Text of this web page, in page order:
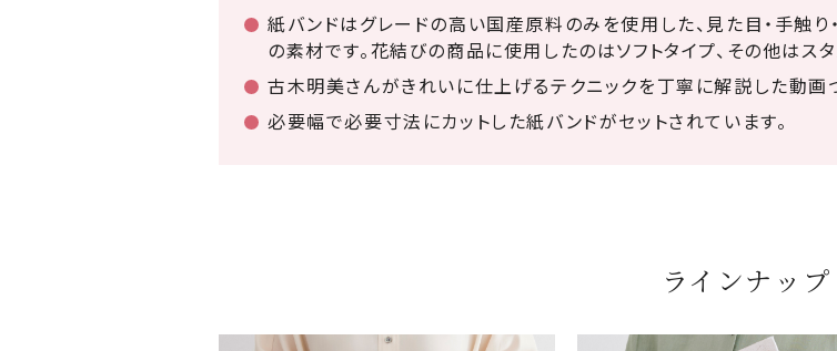
紙バンドはグレードの高い国産原料のみを使用した、見た目・手触
の素材です。花結びの商品に使用したのはソフトタイプ、その他はス
古木明美さんがきれいに仕上げるテクニックを丁寧に解説した動画
必要幅で必要寸法にカットした紙バンドがセットされています。
ラインナップ